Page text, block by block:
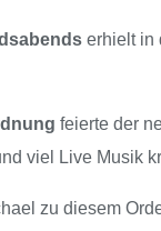
erhielt in
feierte der
viel Live Musik
zu diesem